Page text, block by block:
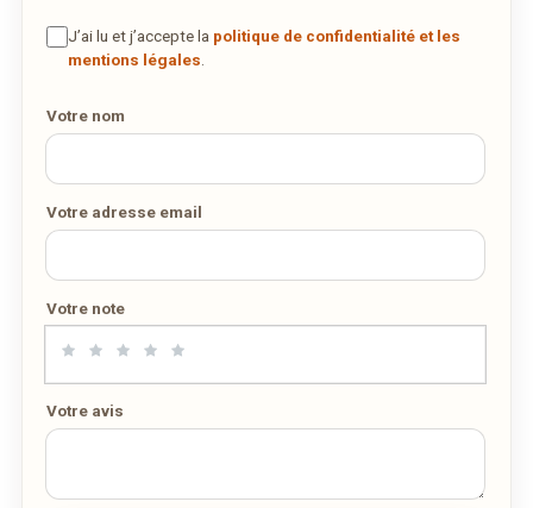
J’ai lu et j’accepte la politique de confidentialité et les
mentions légales
Votre nom
Votre adresse email
Votre note
Votre avis